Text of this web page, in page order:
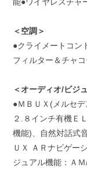
＜空調＞
●クライメートコン
フィルター＆チャ
＜オーディオ/ビジ
●ＭＢＵＸ(メルセ
２.８インチ有機Ｅ
機能)、自然対話式
ＵＸ ＡＲナビゲー
ジュアル機能：Ａ